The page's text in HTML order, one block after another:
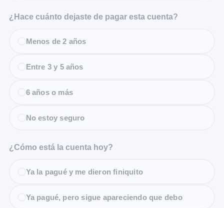
¿Hace cuánto dejaste de pagar esta cuenta?
Menos de 2 años
Entre 3 y 5 años
6 años o más
No estoy seguro
¿Cómo está la cuenta hoy?
Ya la pagué y me dieron finiquito
Ya pagué, pero sigue apareciendo que debo